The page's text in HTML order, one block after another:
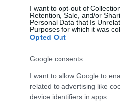
I want to opt-out of
Retention, Sale, and/or
Personal Data that Is
Purposes for which it was
Opted Out
Google consents
I want to allow Google to
related to advertising like
device identifiers in apps.